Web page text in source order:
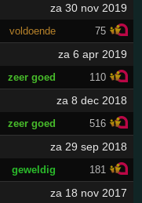
za 30 nov 2019
voldoende 75
za 6 apr 2019
zeer goed 110
za 8 dec 2018
zeer goed 516
za 29 sep 2018
geweldig 181
za 18 nov 2017